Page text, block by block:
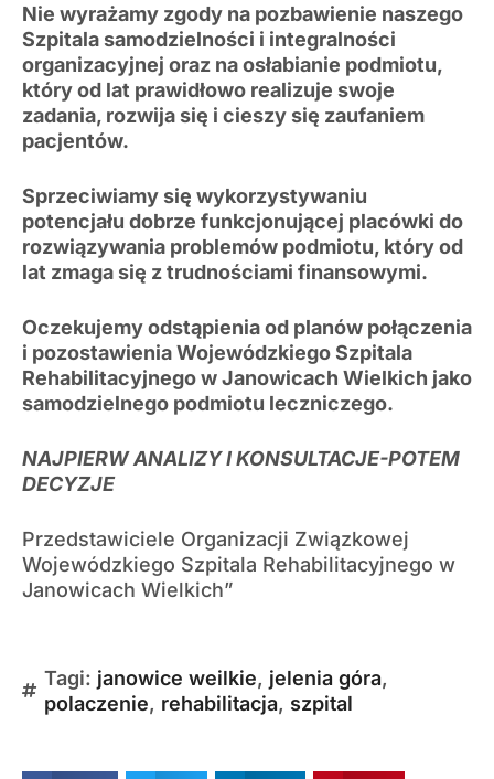
Nie wyrażamy zgody na pozbawienie naszego
Szpitala samodzielności i integralności
organizacyjnej oraz na osłabianie podmiotu,
który od lat prawidłowo realizuje swoje
zadania, rozwija się i cieszy się zaufaniem
pacjentów.
Sprzeciwiamy się wykorzystywaniu
potencjału dobrze funkcjonującej placówki do
rozwiązywania problemów podmiotu, który od
lat zmaga się z trudnościami finansowymi.
Oczekujemy odstąpienia od planów połączenia
i pozostawienia Wojewódzkiego Szpitala
Rehabilitacyjnego w Janowicach Wielkich jako
samodzielnego podmiotu leczniczego.
NAJPIERW ANALIZY I KONSULTACJE-POTEM
DECYZJE
Przedstawiciele Organizacji Związkowej
Wojewódzkiego Szpitala Rehabilitacyjnego w
Janowicach Wielkich”
Tagi: janowice weilkie, jelenia góra,
polaczenie, rehabilitacja, szpital